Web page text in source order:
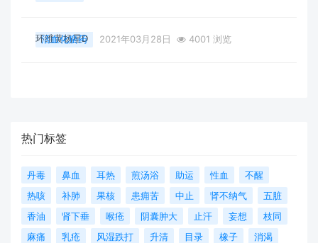
环维黄杨星D
活血化瘀药 2021年03月28日 4001 浏览
热门标签
丹毒 鼻血 耳热 煎汤浴 助运 性血
不醒
热咳
补肺 果核 患痈苦 中止 肾不纳气
五脏
香油
肾下垂 喉疮 阴囊肿大 止汗 妄想
枝同
麻痛
乳疮 风湿跌打 升清 目录 橡子
消渴